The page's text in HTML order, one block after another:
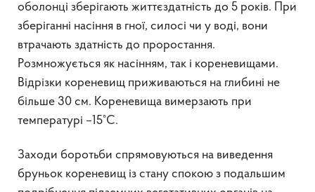
оболонці зберігають життєздатність до 5 років. При
зберіганні насіння в гної, силосі чи у воді, вони
втрачають здатність до проростання.
Розмножується як насінням, так і кореневищами.
Відрізки кореневищ приживаються на глибині не
більше 30 см. Кореневища вимерзають при
температурі –15°С.
Заходи боротьби спрямовуються на виведення
бруньок кореневищ із стану спокою з подальшим